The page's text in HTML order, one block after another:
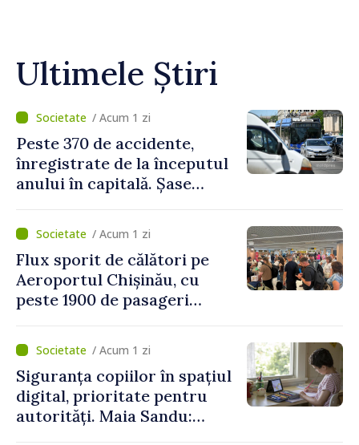
Ultimele Știri
/ Acum 1 zi
Peste 370 de accidente,
înregistrate de la începutul
anului în capitală. Șase
/ Acum 1 zi
Flux sporit de călători pe
Aeroportul Chișinău, cu
peste 1900 de pasageri
de vârf a concediilor
/ Acum 1 zi
Siguranța copiilor în spațiul
digital, prioritate pentru
autorități. Maia Sandu: